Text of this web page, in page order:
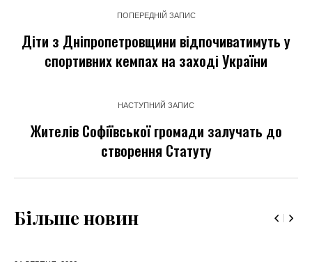
ПОПЕРЕДНІЙ ЗАПИС
Діти з Дніпропетровщини відпочиватимуть у
спортивних кемпах на заході України
НАСТУПНИЙ ЗАПИС
Жителів Софіївської громади залучать до
створення Статуту
Більше новин